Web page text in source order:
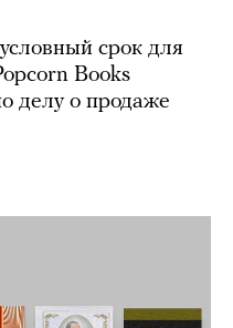
срок для
Books
делу о продаже